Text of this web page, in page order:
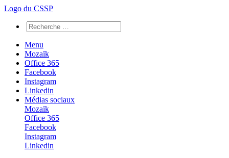
Logo du CSSP
Menu
Mozaïk
Office 365
Facebook
Instagram
Linkedin
Médias sociaux
Mozaïk
Office 365
Facebook
Instagram
Linkedin